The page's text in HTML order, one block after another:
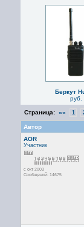
Беркут
руб.
Страница: «« 1
Автор
AOR
Участник
с окт 2003
Сообщений: 14675